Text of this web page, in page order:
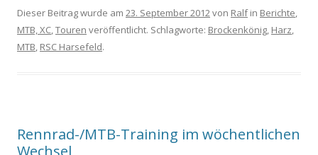
Dieser Beitrag wurde am 23. September 2012von Ralfin Berichte,
MTB, XC,Touren veröffentlicht. Schlagworte: Brockenkönig, Harz,
MTB, RSC Harsefeld.
Rennrad-/MTB-Training im wöchentlichen
Wechsel